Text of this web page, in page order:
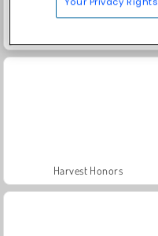
Harvest Honors